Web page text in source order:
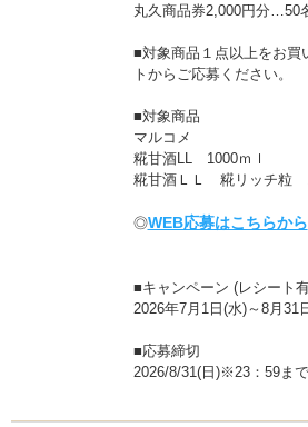
丸久商品券2,000円分…50
■対象商品１点以上をお買
トからご応募ください。
■対象商品
マルコメ
糀甘酒LL 1000ｍｌ
糀甘酒ＬＬ 糀リッチ粒
◎WEB応募はこちらから
■キャンペーン (レシート
2026年7月1日(水)～8月31
■応募締切
2026/8/31(日)※23：59まで